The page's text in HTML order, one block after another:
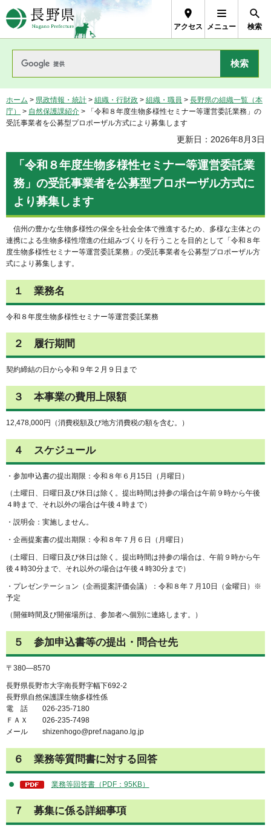
長野県Nagano Prefecture
アクセス メニュー 検索
ホーム > 県政情報・統計 > 組織・行財政 > 組織・職員 > 長野県の組織一覧（本
庁）
> 自然保護課紹介 > 「令和８年度生物多様性セミナー等運営委託業務」の
受託事業者を公募型プロポーザル方式により募集します
更新日：2026年8月3日
「令和８年度生物多様性セミナー等運営委託業
務」の受託事業者を公募型プロポーザル方式に
より募集します
信州の豊かな生物多様性の保全を社会全体で推進するため、多様な主体との
連携による生物多様性増進の仕組みづくりを行うことを目的として「令和８年
度生物多様性セミナー等運営委託業務」の受託事業者を公募型プロポーザル方
式により募集します。
１ 業務名
令和８年度生物多様性セミナー等運営委託業務
２ 履行期間
契約締結の日から令和９年２月９日まで
３ 本事業の費用上限額
12,478,000円（消費税額及び地方消費税の額を含む。）
４ スケジュール
・参加申込書の提出期限：令和８年６月15日（月曜日）
（土曜日、日曜日及び休日は除く。提出時間は持参の場合は午前９時から午後
４時まで、それ以外の場合は午後４時まで）
・説明会：実施しません。
・企画提案書の提出期限：令和８年７月６日（月曜日）
（土曜日、日曜日及び休日は除く。提出時間は持参の場合は、午前９時から午
後４時30分まで、それ以外の場合は午後４時30分まで）
・プレゼンテーション（企画提案評価会議）：令和８年７月10日（金曜日）※
予定
（開催時間及び開催場所は、参加者へ個別に連絡します。）
５ 参加申込書等の提出・問合せ先
〒380―8570
長野県長野市大字南長野字幅下692-2
長野県自然保護課生物多様性係
電 話 026-235-7180
ＦＡＸ 026-235-7498
メール shizenhogo@pref.nagano.lg.jp
６ 業務等質問書に対する回答
業務等回答書（PDF：95KB）
７ 募集に係る詳細事項